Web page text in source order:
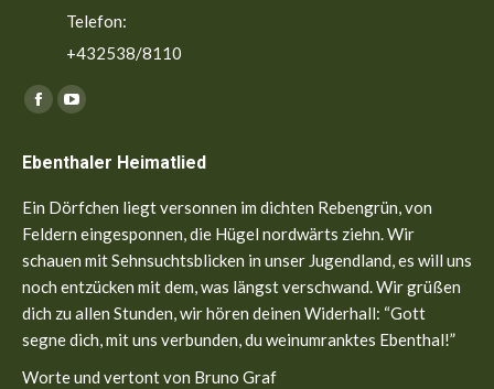
Telefon:
+432538/8110
Finden Sie uns auf:
Facebook
opens
in
new
window
YouTube
opens
in
new
window
Ebenthaler Heimatlied
Ein Dörfchen liegt versonnen im dichten Rebengrün, von
Feldern eingesponnen, die Hügel nordwärts ziehn. Wir
schauen mit Sehnsuchtsblicken in unser Jugendland, es will uns
noch entzücken mit dem, was längst verschwand. Wir grüßen
dich zu allen Stunden, wir hören deinen Widerhall: “Gott
segne dich, mit uns verbunden, du weinumranktes Ebenthal!”
Worte und vertont von Bruno Graf